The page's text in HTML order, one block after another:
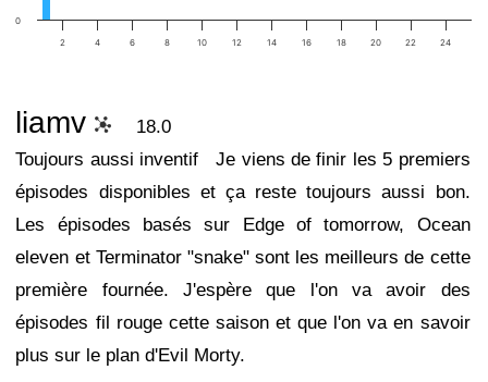
2 4 6 8 10 12 14 16 18 20 22 24
0
liamv
18.0
Toujours aussi inventifJe viens de finir les 5 premiers
épisodes disponibles et ça reste toujours aussi bon.
Les épisodes basés sur Edge of tomorrow, Ocean
eleven et Terminator "snake" sont les meilleurs de cette
première fournée. J'espère que l'on va avoir des
épisodes fil rouge cette saison et que l'on va en savoir
plus sur le plan d'Evil Morty.